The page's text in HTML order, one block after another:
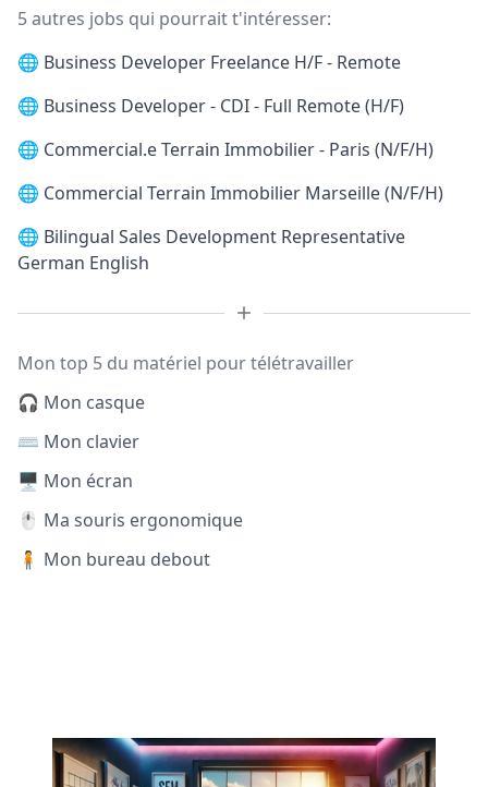
5 autres jobs qui pourrait t'intéresser:
🌐 Business Developer Freelance H/F - Remote
🌐 Business Developer - CDI - Full Remote (H/F)
🌐 Commercial.e Terrain Immobilier - Paris (N/F/H)
🌐 Commercial Terrain Immobilier Marseille (N/F/H)
🌐 Bilingual Sales Development Representative
German English
Mon top 5 du matériel pour télétravailler
🎧 Mon casque
⌨️ Mon clavier
🖥️ Mon écran
🖱️ Ma souris ergonomique
🧍 Mon bureau debout